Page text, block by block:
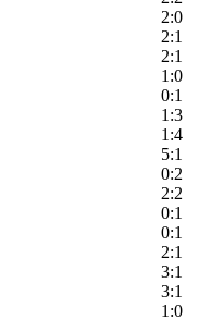
2:0
2:1
2:1
1:0
0:1
1:3
1:4
5:1
0:2
2:2
0:1
0:1
2:1
3:1
3:1
1:0